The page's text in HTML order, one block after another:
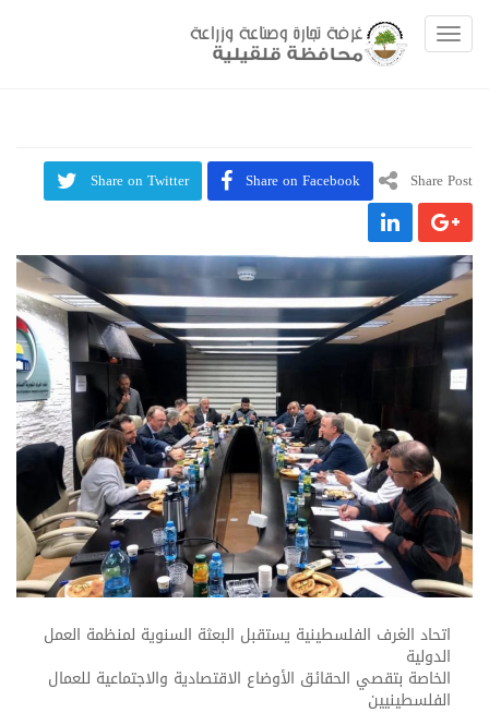
Toggle navigation
Share Post
Share on Facebook
Share on Twitter
اتحاد الغرف الفلسطينية يستقبل البعثة السنوية لمنظمة العمل
الدولية
الخاصة بتقصي الحقائق الأوضاع الاقتصادية والاجتماعية للعمال
الفلسطينيين